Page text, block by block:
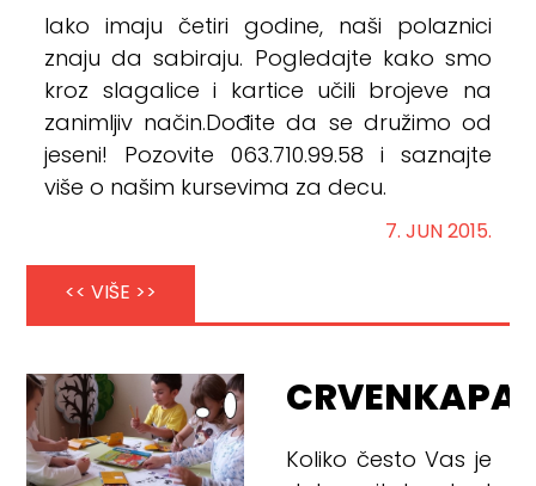
Iako imaju četiri godine, naši polaznici
znaju da sabiraju. Pogledajte kako smo
kroz slagalice i kartice učili brojeve na
zanimljiv način.Dođite da se družimo od
jeseni! Pozovite 063.710.99.58 i saznajte
više o našim kursevima za decu.
7. JUN 2015.
<< VIŠE >>
CRVENKAPA
Koliko često Vas je